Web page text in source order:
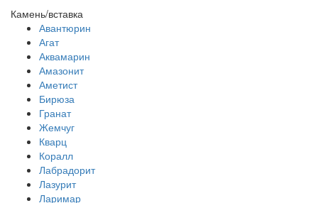
Камень/вставка
Авантюрин
Агат
Аквамарин
Амазонит
Аметист
Бирюза
Гранат
Жемчуг
Кварц
Коралл
Лабрадорит
Лазурит
Ларимар